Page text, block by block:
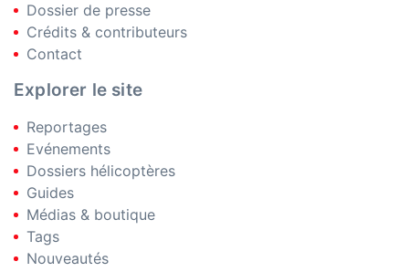
Dossier de presse
Crédits & contributeurs
Contact
Explorer le site
Reportages
Evénements
Dossiers hélicoptères
Guides
Médias & boutique
Tags
Nouveautés